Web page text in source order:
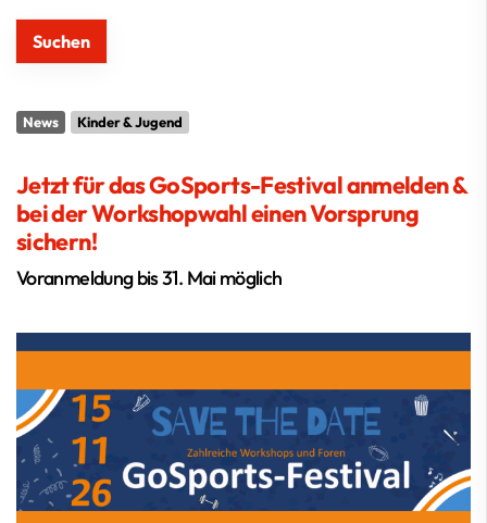
News Kinder & Jugend
Jetzt für das GoSports-Festival anmelden &
bei der Workshopwahl einen Vorsprung
sichern!
Voranmeldung bis 31. Mai möglich